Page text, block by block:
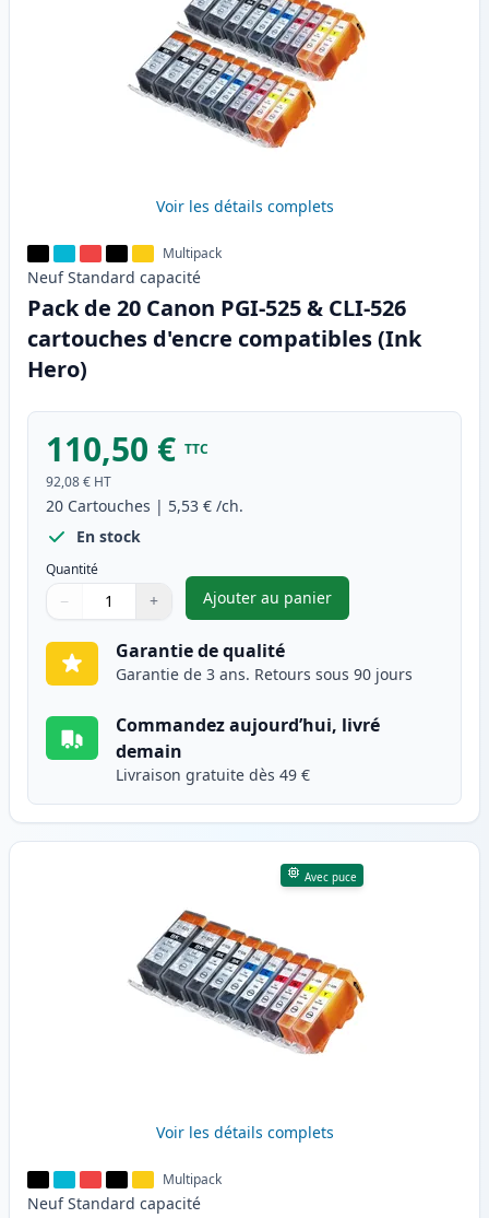
Voir les détails complets
Multipack
Neuf Standard capacité
Pack de 20 Canon PGI-525 & CLI-526
cartouches d'encre compatibles (Ink
Hero)
110,50 € TTC
92,08 € HT
20 Cartouches | 5,53 € /ch.
En stock
Quantité
Quantité
Utilisez les boutons pour ajuster
− +
Quantité
Ajouter au panier
,Pack de 20 Canon PGI-525
Garantie de qualité
Garantie de 3 ans. Retours sous 90 jours
Commandez aujourd’hui, livré
demain
Livraison gratuite dès 49 €
Avec puce
Voir les détails complets
Multipack
Neuf Standard capacité